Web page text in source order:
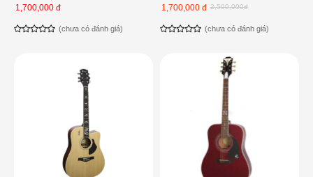
1,700,000 đ
(chưa có đánh giá)
2,500,000đ
1,700,000 đ
(chưa có đánh giá)